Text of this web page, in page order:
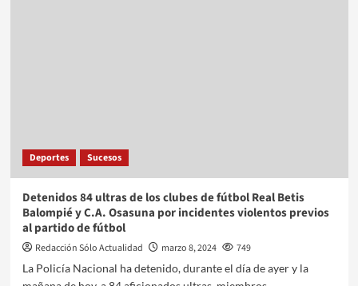
Deportes Sucesos
Detenidos 84 ultras de los clubes de fútbol Real Betis
Balompié y C.A. Osasuna por incidentes violentos previos
al partido de fútbol
Redacción Sólo Actualidad marzo 8, 2024
749
La Policía Nacional ha detenido, durante el día de ayer y la